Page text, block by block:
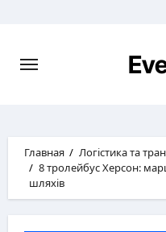
Главная
Логістика та
8 тролейбус Херсон:
шляхів